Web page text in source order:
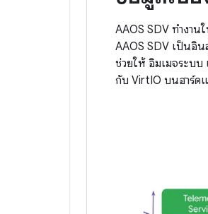
AAOS SDV ทำงา
AAOS SDV เป็นอิ
ช่วยให้ อิมเมจระบบ
กับ VirtIO บนฮาร์ด